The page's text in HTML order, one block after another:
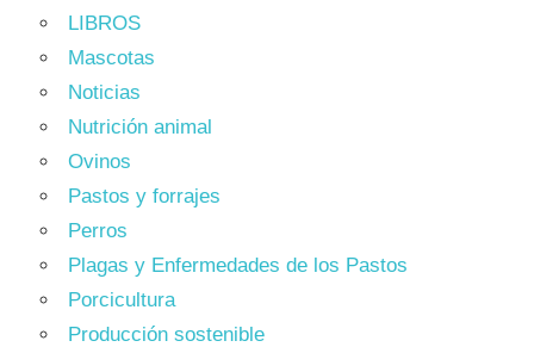
LIBROS
Mascotas
Noticias
Nutrición animal
Ovinos
Pastos y forrajes
Perros
Plagas y Enfermedades de los Pastos
Porcicultura
Producción sostenible